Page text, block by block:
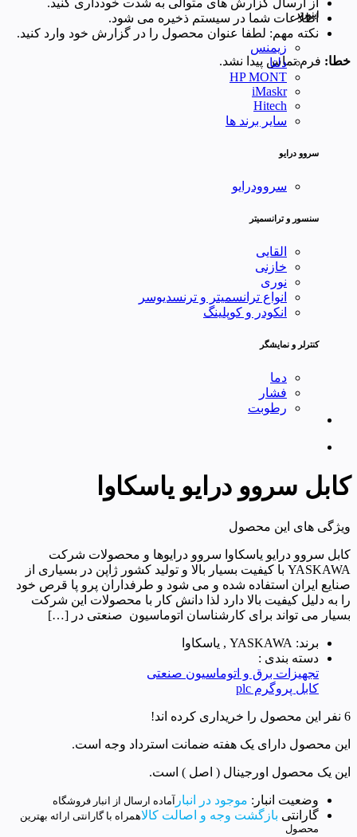
اینورتر
زیمنس
دلتا
HP MONT
iMaskr
Hitech
سایر برند ها
سروو درایو
سروودرایو
سنسور و ترانسمیتر
القایی
خازنی
نوری
انواع ترانسمیتر و ترنسدیوسر
انکودر و کوپلینگ
کنترلر و نمایشگر
دما
فشار
رطوبت
اطلاعات شما در سیستم ذخیره می شود.
نکته مهم: لطفا عنوان محصول را در گزارش خود وارد کنید.
خطا: فرم تماس پیدا نشد.
کابل سروو درایو یاسکاوا
ویژگی های این محصول
کابل سروو درایو یاسکاوا سروو درایوها و محصولات شرکت
YASKAWA با کیفیت بسیار بالا و تولید کشور ژاپن در بسیاری از
صنایع ایران استفاده شده و می شود و طرفداران پرو پا قرص خود
را به دلیل کیفیت بالا دارد لذا دانش کار با محصولات این شرکت
بسیار می تواند برای کارشناسان اتوماسیون صنعتی در […]
برند: YASKAWA , یاسکاوا
دسته بندی :
تجهیزات برق و اتوماسیون صنعتی
کابل پروگرم plc
6 نفر این محصول را خریداری کرده اند!
این محصول دارای یک هفته ضمانت استرداد وجه است.
این یک محصول اورجینال ( اصل ) است.
وضعیت انبار: موجود در انبار آماده ارسال از انبار فروشگاه
گارانتی بازگشت وجه و اصالت کالاهمراه با گارانتی ارائه بهترین
محصول